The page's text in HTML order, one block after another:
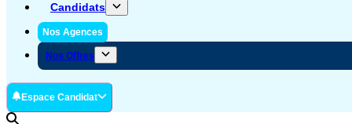
Candidats
Nos Agences
Nos Offres
Espace Candidat